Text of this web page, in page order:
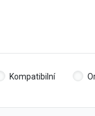
Kompatibilní